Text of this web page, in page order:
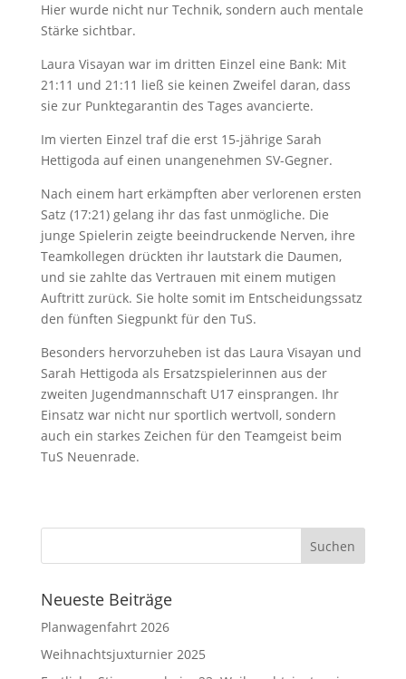
Hier wurde nicht nur Technik, sondern auch mentale
Stärke sichtbar.
Laura Visayan war im dritten Einzel eine Bank: Mit
21:11 und 21:11 ließ sie keinen Zweifel daran, dass
sie zur Punktegarantin des Tages avancierte.
Im vierten Einzel traf die erst 15-jährige Sarah
Hettigoda auf einen unangenehmen SV-Gegner.
Nach einem hart erkämpften aber verlorenen ersten
Satz (17:21) gelang ihr das fast unmögliche. Die
junge Spielerin zeigte beeindruckende Nerven, ihre
Teamkollegen drückten ihr lautstark die Daumen,
und sie zahlte das Vertrauen mit einem mutigen
Auftritt zurück. Sie holte somit im Entscheidungssatz
den fünften Siegpunkt für den TuS.
Besonders hervorzuheben ist das Laura Visayan und
Sarah Hettigoda als Ersatzspielerinnen aus der
zweiten Jugendmannschaft U17 einsprangen. Ihr
Einsatz war nicht nur sportlich wertvoll, sondern
auch ein starkes Zeichen für den Teamgeist beim
TuS Neuenrade.
Neueste Beiträge
Planwagenfahrt 2026
Weihnachtsjuxturnier 2025